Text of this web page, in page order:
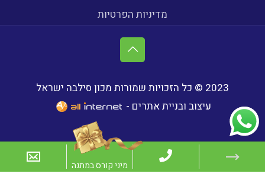
מדיניות הפרטיות
2023 © כל הזכויות שמורות מכון סילבה ישראל
עיצוב ובניית אתרים -